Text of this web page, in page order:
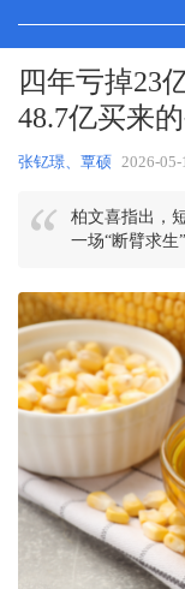
四年亏掉23
48.7亿买来
张钇璟、覃硕 2026-
柏文喜指出，
一场“断臂求生